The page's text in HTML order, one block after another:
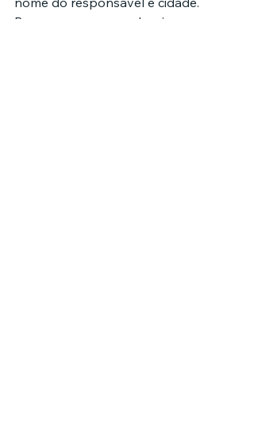
Para empresas que desejam aparecer